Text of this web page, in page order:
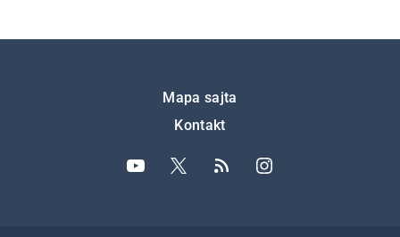
Mapa sajta
Kontakt